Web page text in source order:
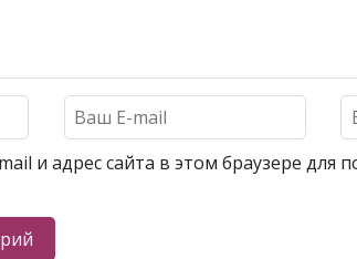
и адрес сайта в этом браузере для